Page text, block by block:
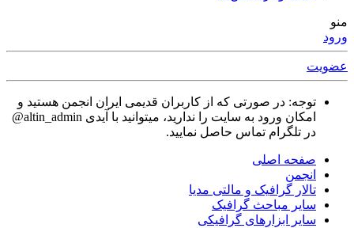
منو
ورود
عضویت
توجه: در صورتی که از کاربران قدیمی ایران انجمن هستید و
امکان ورود به سایت را ندارید، میتوانید با آیدی altin_admin@
در تلگرام تماس حاصل نمایید.
صفحه اصلی
انجمن
تالار گرافیک و مالتی مدیا
سایر مباحث گرافیک
سایر ابزارهای گرافیکی